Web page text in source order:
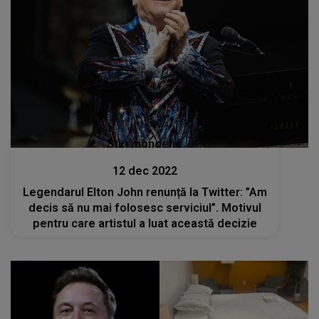
Stiri mondene
12 dec 2022
Legendarul Elton John renunță la Twitter: ”Am
decis să nu mai folosesc serviciul”. Motivul
pentru care artistul a luat această decizie